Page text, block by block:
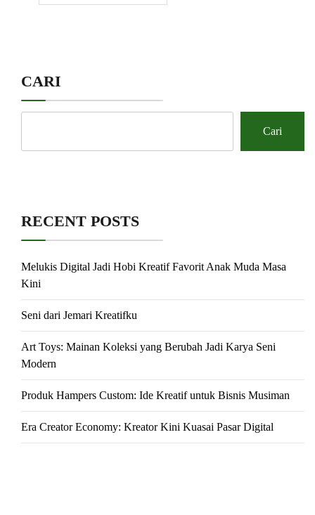
CARI
Cari
RECENT POSTS
Melukis Digital Jadi Hobi Kreatif Favorit Anak Muda Masa
Kini
Seni dari Jemari Kreatifku
Art Toys: Mainan Koleksi yang Berubah Jadi Karya Seni
Modern
Produk Hampers Custom: Ide Kreatif untuk Bisnis Musiman
Era Creator Economy: Kreator Kini Kuasai Pasar Digital